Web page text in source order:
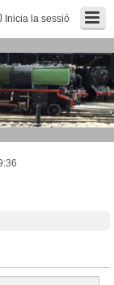
Inicia la sessió